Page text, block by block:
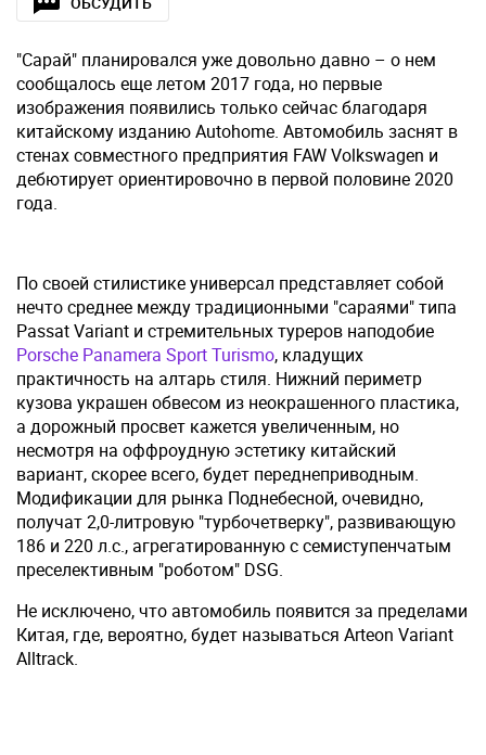
"Сарай" планировался уже довольно давно – о нем
сообщалось еще летом 2017 года, но первые
изображения появились только сейчас благодаря
китайскому изданию Autohome. Автомобиль заснят в
стенах совместного предприятия FAW Volkswagen и
дебютирует ориентировочно в первой половине 2020
года.
По своей стилистике универсал представляет собой
нечто среднее между традиционными "сараями" типа
Passat Variant и стремительных туреров наподобие
Porsche Panamera Sport Turismo, кладущих
практичность на алтарь стиля. Нижний периметр
кузова украшен обвесом из неокрашенного пластика,
а дорожный просвет кажется увеличенным, но
несмотря на оффроудную эстетику китайский
вариант, скорее всего, будет переднеприводным.
Модификации для рынка Поднебесной, очевидно,
получат 2,0-литровую "турбочетверку", развивающую
186 и 220 л.с., агрегатированную с семиступенчатым
преселективным "роботом" DSG.
Не исключено, что автомобиль появится за пределами
Китая, где, вероятно, будет называться Arteon Variant
Alltrack.